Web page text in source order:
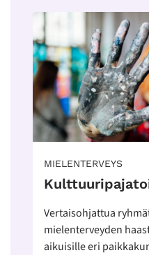
MIELENTERVEYS
Vertaisohjattua
mielenterveyden
aikuisille eri